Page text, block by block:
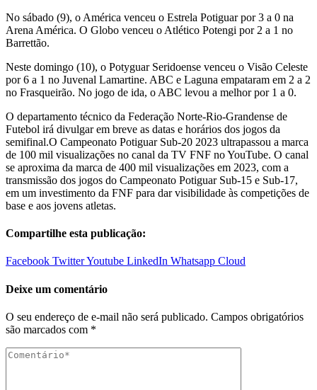
No sábado (9), o América venceu o Estrela Potiguar por 3 a 0 na
Arena América. O Globo venceu o Atlético Potengi por 2 a 1 no
Barrettão.
Neste domingo (10), o Potyguar Seridoense venceu o Visão Celeste
por 6 a 1 no Juvenal Lamartine. ABC e Laguna empataram em 2 a 2
no Frasqueirão. No jogo de ida, o ABC levou a melhor por 1 a 0.
O departamento técnico da Federação Norte-Rio-Grandense de
Futebol irá divulgar em breve as datas e horários dos jogos da
semifinal.O Campeonato Potiguar Sub-20 2023 ultrapassou a marca
de 100 mil visualizações no canal da TV FNF no YouTube. O canal
se aproxima da marca de 400 mil visualizações em 2023, com a
transmissão dos jogos do Campeonato Potiguar Sub-15 e Sub-17,
em um investimento da FNF para dar visibilidade às competições de
base e aos jovens atletas.
Compartilhe esta publicação:
Facebook TwitterYoutube LinkedIn Whatsapp Cloud
Deixe um comentário
O seu endereço de e-mail não será publicado. Campos obrigatórios
são marcados com *